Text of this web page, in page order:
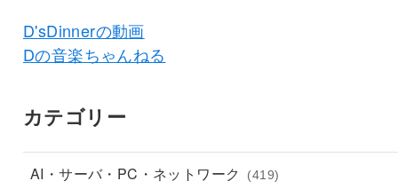
D'sDinnerの動画
Dの音楽ちゃんねる
カテゴリー
AI・サーバ・PC・ネットワーク (419)